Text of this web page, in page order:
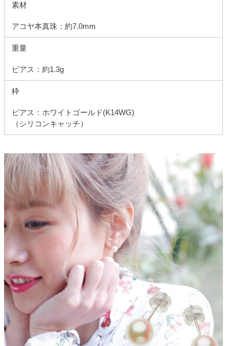
素材
アコヤ本真珠：約7.0mm
重量
ピアス：約1.3g
枠
ピアス：ホワイトゴールド(K14WG)
（シリコンキャッチ）